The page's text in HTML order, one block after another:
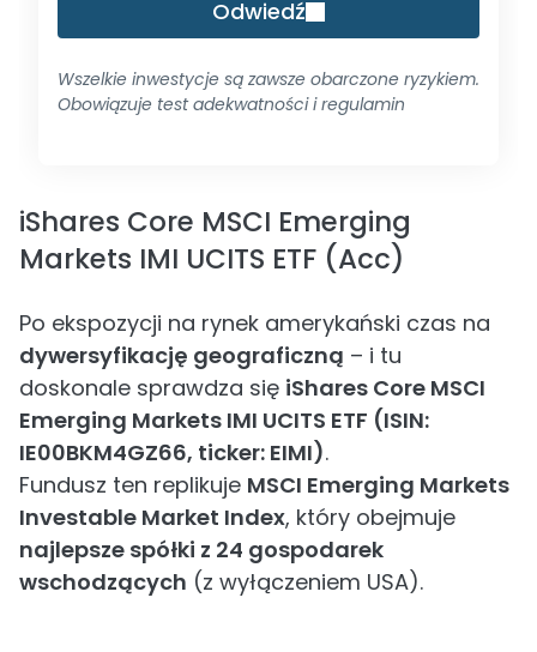
Odwiedź
Wszelkie inwestycje są zawsze obarczone ryzykiem.
Obowiązuje test adekwatności i regulamin
iShares Core MSCI Emerging
Markets IMI UCITS ETF (Acc)
Po ekspozycji na rynek amerykański czas na
dywersyfikację geograficzną – i tu
doskonale sprawdza się iShares Core MSCI
Emerging Markets IMI UCITS ETF (ISIN:
IE00BKM4GZ66, ticker: EIMI).
Fundusz ten replikuje MSCI Emerging Markets
Investable Market Index, który obejmuje
najlepsze spółki z 24 gospodarek
wschodzących (z wyłączeniem USA).